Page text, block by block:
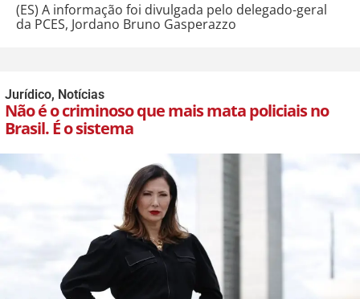
(ES) A informação foi divulgada pelo delegado-geral
da PCES, Jordano Bruno Gasperazzo
Jurídico, Notícias
Não é o criminoso que mais mata policiais no
Brasil. É o sistema